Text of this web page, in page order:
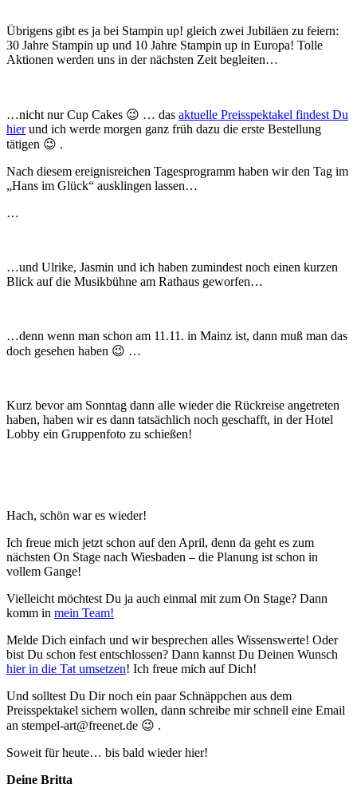
Übrigens gibt es ja bei Stampin up! gleich zwei Jubiläen zu feiern:
30 Jahre Stampin up und 10 Jahre Stampin up in Europa! Tolle
Aktionen werden uns in der nächsten Zeit begleiten…
…nicht nur Cup Cakes 😉 … das aktuelle Preisspektakel findest Du
hierund ich werde morgen ganz früh dazu die erste Bestellung
tätigen 😉 .
Nach diesem ereignisreichen Tagesprogramm haben wir den Tag im
„Hans im Glück“ ausklingen lassen…
…
…und Ulrike, Jasmin und ich haben zumindest noch einen kurzen
Blick auf die Musikbühne am Rathaus geworfen…
…denn wenn man schon am 11.11. in Mainz ist, dann muß man das
doch gesehen haben 😉 …
Kurz bevor am Sonntag dann alle wieder die Rückreise angetreten
haben, haben wir es dann tatsächlich noch geschafft, in der Hotel
Lobby ein Gruppenfoto zu schießen!
Hach, schön war es wieder!
Ich freue mich jetzt schon auf den April, denn da geht es zum
nächsten On Stage nach Wiesbaden – die Planung ist schon in
vollem Gange!
Vielleicht möchtest Du ja auch einmal mit zum On Stage? Dann
komm in mein Team!
Melde Dich einfach und wir besprechen alles Wissenswerte! Oder
bist Du schon fest entschlossen? Dann kannst Du Deinen Wunsch
hier in die Tat umsetzen! Ich freue mich auf Dich!
Und solltest Du Dir noch ein paar Schnäppchen aus dem
Preisspektakel sichern wollen, dann schreibe mir schnell eine Email
an stempel-art@freenet.de 😉 .
Soweit für heute… bis bald wieder hier!
Deine Britta